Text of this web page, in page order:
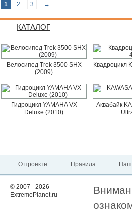
1 2 3 →
КАТАЛОГ
Велосипед Trek 3500 SHX
(2009)
Квадроцикл
Гидроцикл YAMAHA VX
Deluxe (2010)
Аквабайк
О проекте Правила
© 2007 - 2026
ExtremePlanet.ru